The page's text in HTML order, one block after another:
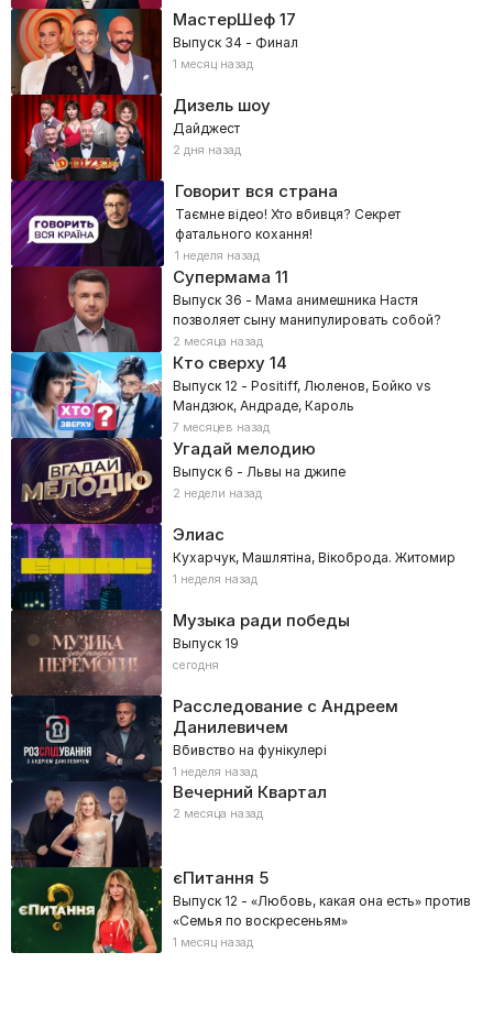
МастерШеф17
Выпуск 34 - Финал
1 месяц назад
Дизель шоу
Дайджест
2 дня назад
Говорит вся страна
Таємне відео! Хто вбивця? Секрет
фатального кохання!
1 неделя назад
Супермама 11
Выпуск 36 - Мама анимешника Настя
позволяет сыну манипулировать собой?
2 месяца назад
Кто сверху14
Выпуск 12 - Positiff, Люленов, Бойко vs
Мандзюк, Андраде, Кароль
7 месяцев назад
Угадай мелодию
Выпуск 6 - Львы на джипе
2 недели назад
Элиас
Кухарчук, Машлятіна, Вікоброда. Житомир
1 неделя назад
Музыка ради победы
Выпуск 19
сегодня
Расследование с Андреем
Данилевичем
Вбивство на фунікулері
1 неделя назад
Вечерний Квартал
2 месяца назад
єПитання 5
Выпуск 12 - «Любовь, какая она есть» против
«Семья по воскресеньям»
1 месяц назад